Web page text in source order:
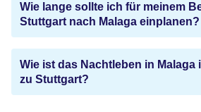
Wie lange sollte ich für meinem
Stuttgart nach Malaga einplanen?
Wie ist das Nachtleben in Malaga
zu Stuttgart?